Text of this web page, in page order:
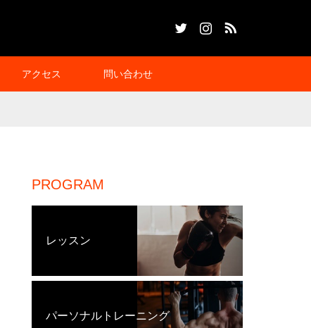
アクセス 問い合わせ
PROGRAM
レッスン
パーソナルトレーニング